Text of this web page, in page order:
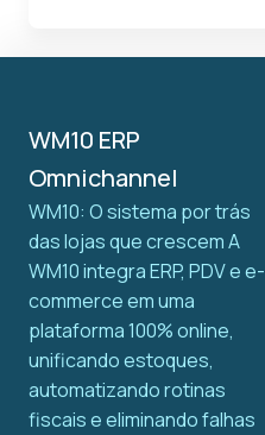
WM10 ERP
Omnichannel
WM10: O sistema por trás
das lojas que crescem A
WM10 integra ERP, PDV e e-
commerce em uma
plataforma 100% online,
unificando estoques,
automatizando rotinas
fiscais e eliminando falhas